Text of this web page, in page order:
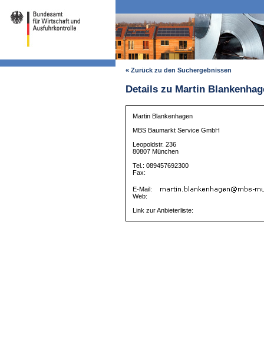
« Zurück zu den Suchergebnissen
Details zu Martin
Martin Blankenhagen
MBS Baumarkt Service GmbH
Leopoldstr. 236
80807 München
Tel.: 089457692300
Fax:
E-Mail:
Web:
Link zur Anbieterliste: